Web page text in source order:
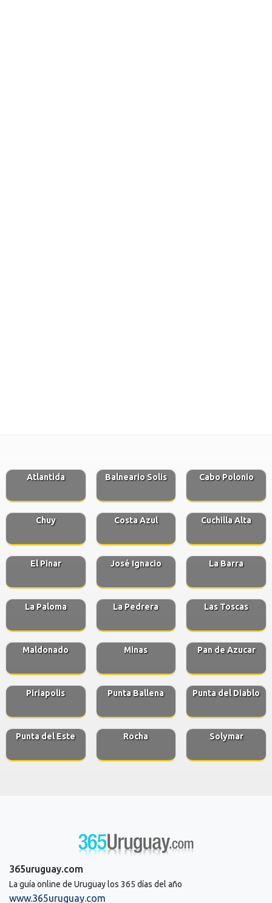
Atlantida Balneario Solis Cabo Polonio
Chuy Costa Azul Cuchilla Alta
El Pinar José Ignacio La Barra
La Paloma La Pedrera Las Toscas
Maldonado Minas Pan de Azucar
Piriapolis Punta Ballena Punta del Diablo
Punta del Este Rocha Solymar
365uruguay.com
La guía online de Uruguay los 365 días del año
www.365uruguay.com